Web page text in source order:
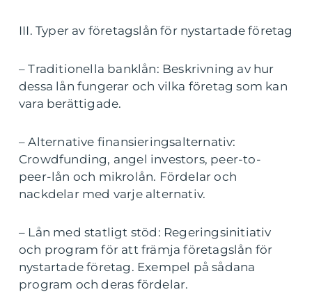
III. Typer av företagslån för nystartade företag
– Traditionella banklån: Beskrivning av hur
dessa lån fungerar och vilka företag som kan
vara berättigade.
– Alternative finansieringsalternativ:
Crowdfunding, angel investors, peer-to-
peer-lån och mikrolån. Fördelar och
nackdelar med varje alternativ.
– Lån med statligt stöd: Regeringsinitiativ
och program för att främja företagslån för
nystartade företag. Exempel på sådana
program och deras fördelar.